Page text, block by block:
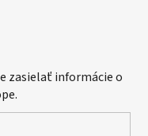
zasielať informácie o